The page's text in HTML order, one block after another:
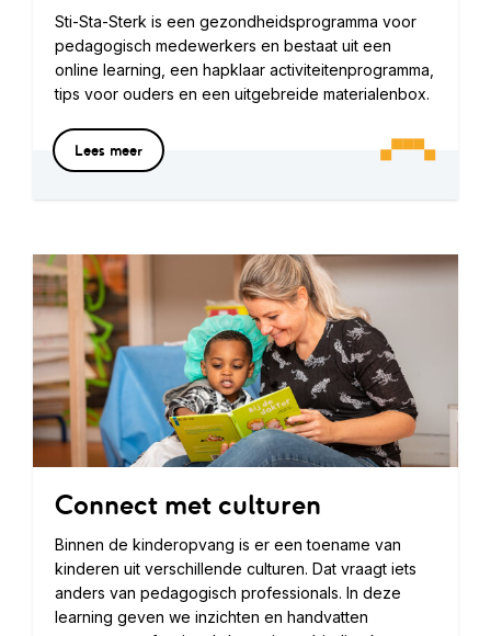
Sti-Sta-Sterk is een gezondheidsprogramma voor
pedagogisch medewerkers en bestaat uit een
online learning, een hapklaar activiteitenprogramma,
tips voor ouders en een uitgebreide materialenbox.
Lees meer
Connect met culturen
Binnen de kinderopvang is er een toename van
kinderen uit verschillende culturen. Dat vraagt iets
anders van pedagogisch professionals. In deze
learning geven we inzichten en handvatten